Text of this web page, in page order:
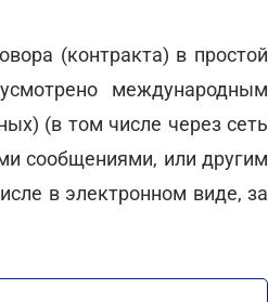
(контракта) в простой
международным
(в том числе через сеть
сообщениями, или другим
в электронном виде, за